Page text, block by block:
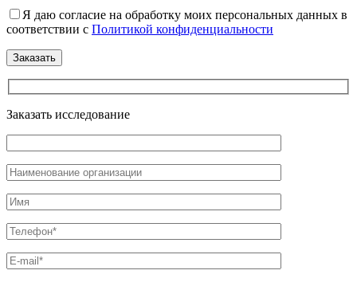
Я даю согласие на обработку моих персональных данных в
соответствии с Политикой конфиденциальности
Заказать исследование